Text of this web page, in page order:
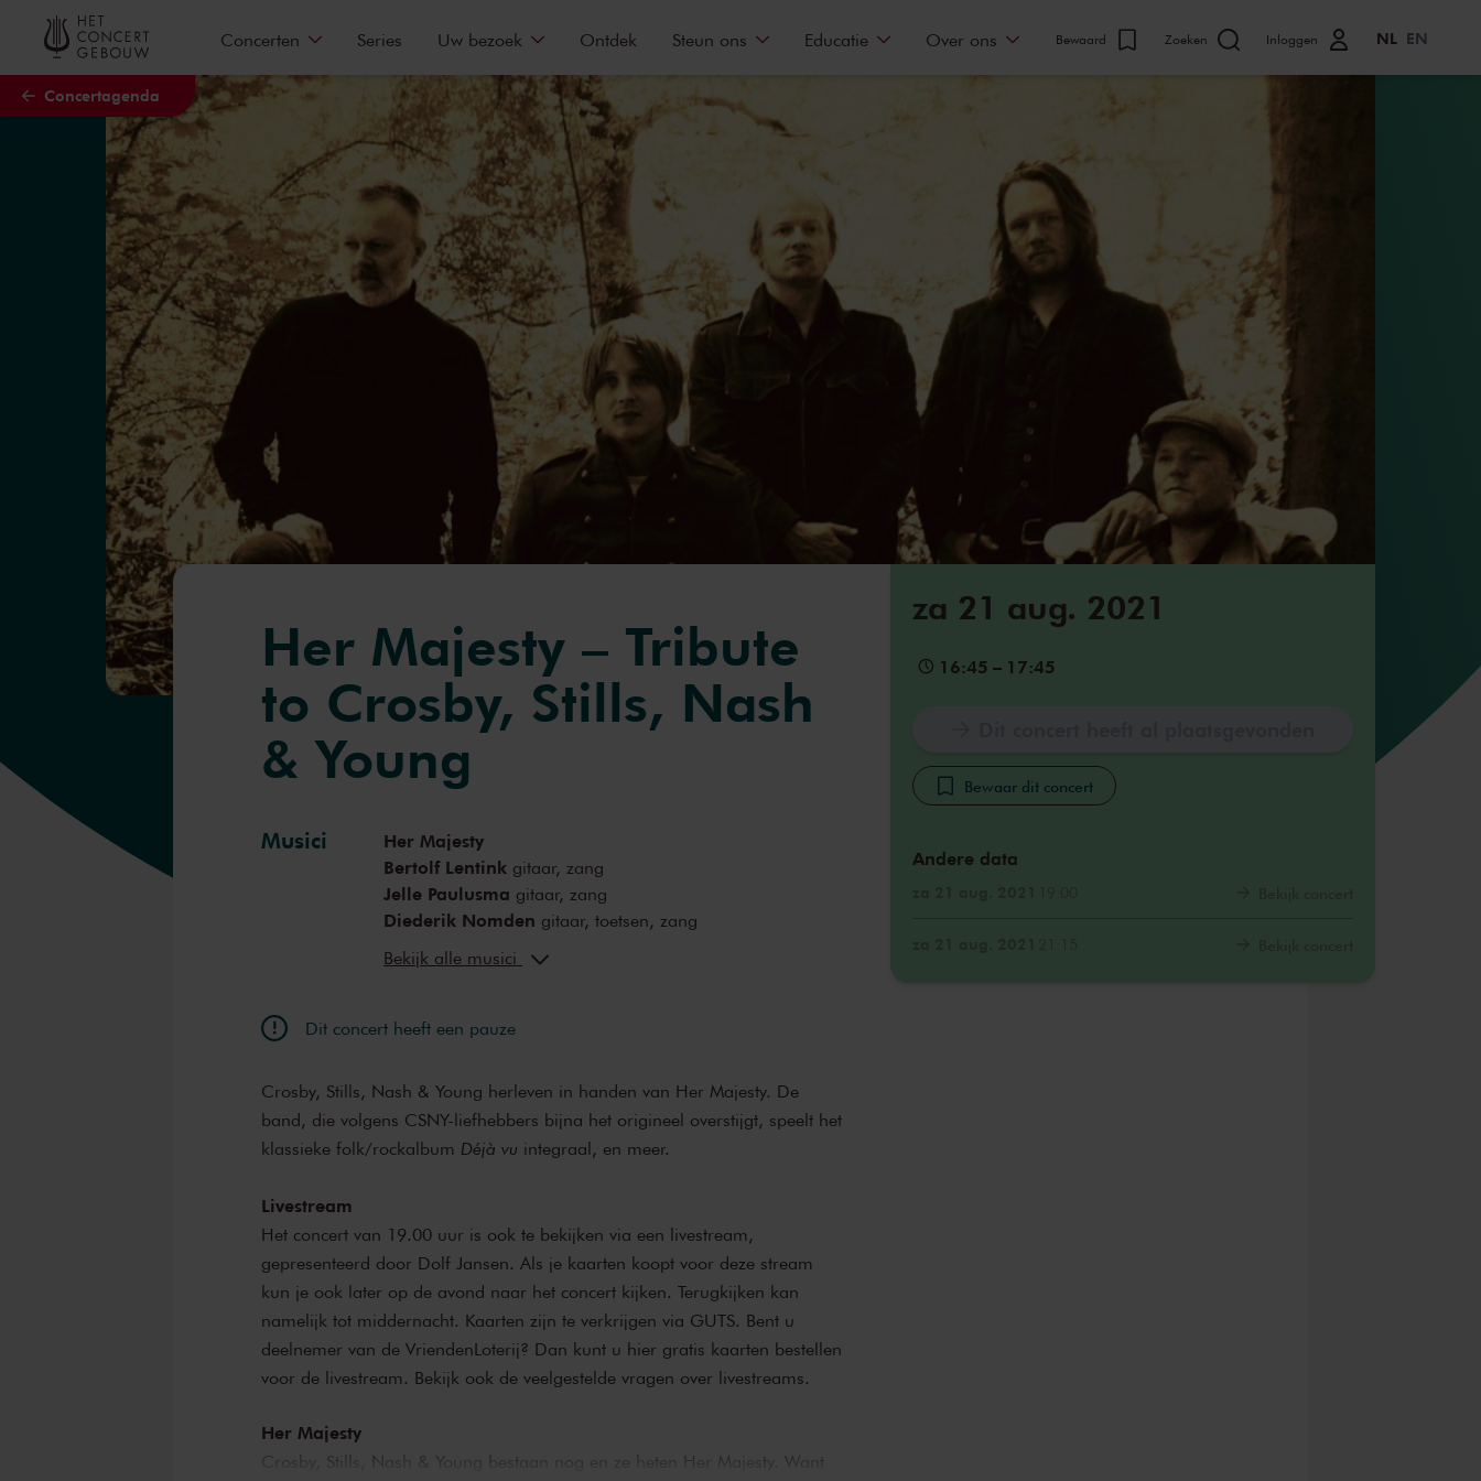
Naar hoofdcontent
Concertagenda
Concerten Series Uw bezoek Ontdek Steun ons Educatie Over ons Bewaard Zoeken Inloggen NL EN
za 21 aug. 2021
16:45 – 17:45
Bewaar dit concert
Andere data
Her Majesty – Tribute
to Crosby, Stills, Nash
& Young
Musici
Her Majesty
Bertolf Lentink gitaar, zang
Jelle Paulusma gitaar, zang
Diederik Nomden gitaar, toetsen, zang
Dirk Schreuders
Bauke Bakkerdrums, zang
Bekijk alle musici
Dit concert heeft een pauze
Crosby, Stills, Nash & Young herleven in handen van Her Majesty. De
band, die volgens CSNY-liefhebbers bijna het origineel overstijgt, speelt het
klassieke folk/rockalbum Déjà vu integraal, en meer.
Livestream
Het concert van 19.00 uur is ook te bekijken via een livestream,
gepresenteerd door Dolf Jansen. Als je kaarten koopt voor deze stream
kun je ook later op de avond naar het concert kijken. Terugkijken kan
namelijk tot middernacht. Kaarten zijn te verkrijgen via GUTS. Bent u
deelnemer van de VriendenLoterij? Dan kunt u hier gratis kaarten bestellen
voor de livestream. Bekijk ook deveelgestelde vragen over livestreams.
Her Majesty
Crosby, Stills, Nash & Young bestaan nog en ze heten Her Majesty. Want